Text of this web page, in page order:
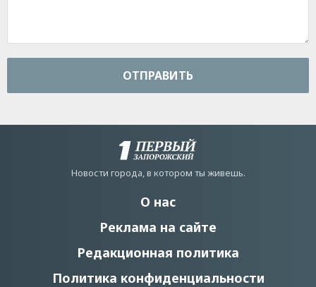
ОТПРАВИТЬ
Новости города, в котором ты живешь.
О нас
Реклама на сайте
Редакционная политика
Политика конфиденциальности